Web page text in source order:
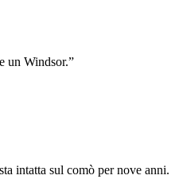
un Windsor.”
intatta sul comò per nove anni.